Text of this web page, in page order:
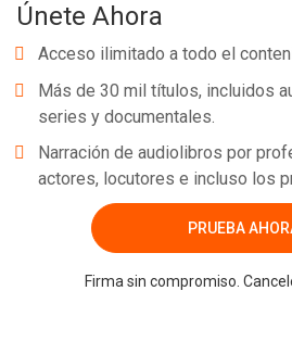
Únete Ahora
Acceso ilimitado a todo el
Más de 30 mil títulos, incluidos
series y documentales.
Narración de audiolibros por
actores, locutores e incluso los
PRUEBA
Firma sin compromiso.